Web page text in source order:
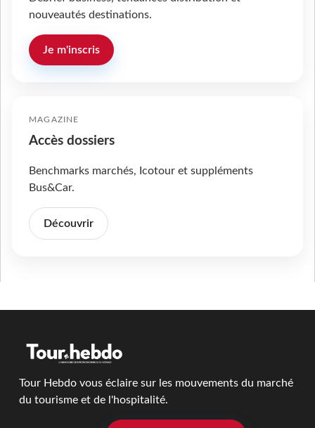
nouveautés destinations.
Je m'inscris
MAGAZINE
Accès dossiers
Benchmarks marchés, Icotour et suppléments
Bus&Car.
Découvrir
Tour Hebdo vous éclaire sur les mouvements du marché
du tourisme et de l'hospitalité.